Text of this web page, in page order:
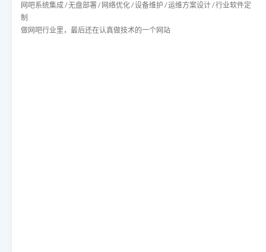
网吧系统集成 / 无盘部署 / 网络优化 / 设备维护 / 运维方案设计 / 行业软件定
制
做网吧行业里，最后还在认真做技术的一个网站